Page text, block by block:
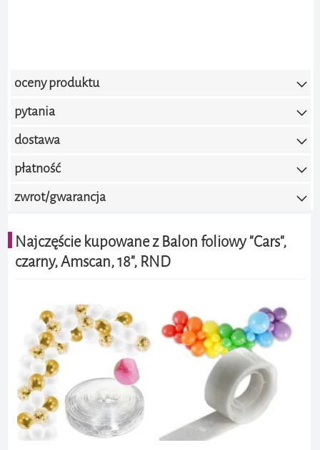
oceny produktu
Dodaj ocenę
pytania
dostawa
płatność
Szyfrowanie Danych:
zwrot/gwarancja
Najczęście kupowane z Balon foliowy "Cars",
czarny, Amscan, 18", RND